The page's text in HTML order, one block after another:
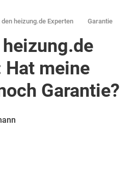
den heizung.de Experten Garantie
Hat meine
Garantie?